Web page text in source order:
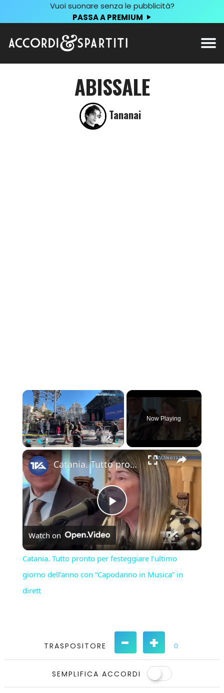
Vuoi suonare senza le pubblicità?
PASSA A PREMIUM
ABISSALE
Tananai
×
Unmute Fullscreen
Now Playing
×
Play
Video
Catania. Tutto pronto per festeggiare l’ultimo giorno dell’anno con “Capodanno in Musica” in dirett
Watch on
Catania. Tutto pronto per festeggiare l’ultimo
giorno dell’anno con “Capodanno in Musica” in
dirett
TRASPOSITORE - + 0
SEMPLIFICA ACCORDI